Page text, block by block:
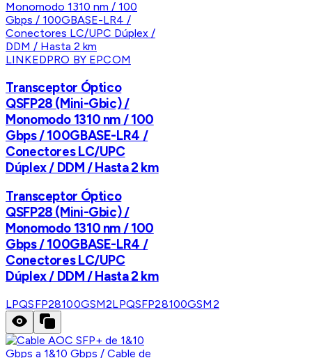
LINKEDPRO BY EPCOM
Transceptor Óptico
QSFP28 (Mini-Gbic) /
Monomodo 1310 nm / 100
Gbps / 100GBASE-LR4 /
Conectores LC/UPC
Dúplex / DDM / Hasta 2 km
Transceptor Óptico
QSFP28 (Mini-Gbic) /
Monomodo 1310 nm / 100
Gbps / 100GBASE-LR4 /
Conectores LC/UPC
Dúplex / DDM / Hasta 2 km
LPQSFP28100GSM2LPQSFP28100GSM2